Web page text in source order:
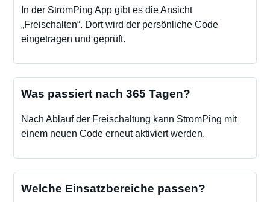
In der StromPing App gibt es die Ansicht
„Freischalten“. Dort wird der persönliche Code
eingetragen und geprüft.
Was passiert nach 365 Tagen?
Nach Ablauf der Freischaltung kann StromPing mit
einem neuen Code erneut aktiviert werden.
Welche Einsatzbereiche passen?